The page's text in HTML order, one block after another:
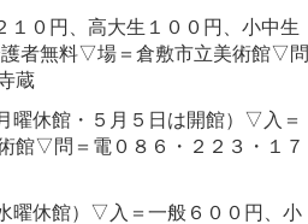
０円、高大生１００円、小中生
護者無料▽場＝倉敷市立美術館▽問
蔵
曜休館・５月５日は開館）▽入＝
館▽問＝電０８６・２２３・１７
曜休館）▽入＝一般６００円、小